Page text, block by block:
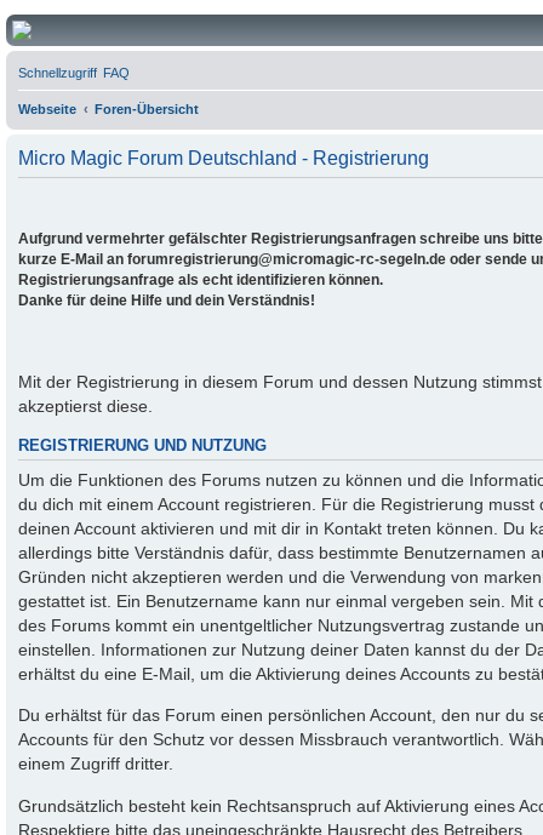
Micro Magic Forum Deutschland
Schnellzugriff FAQ
Webseite Foren-Übersicht
Micro Magic Forum Deutschland - Registrierung
Aufgrund vermehrter gefälschter Registrierungsanfragen schreibe uns
kurze E-Mail an forumregistrierung@micromagic-rc-segeln.de oder sende
Registrierungsanfrage als echt identifizieren können.
Danke für deine Hilfe und dein Verständnis!
Mit der Registrierung in diesem Forum und dessen Nutzung
akzeptierst diese.
REGISTRIERUNG UND NUTZUNG
Um die Funktionen des Forums nutzen zu können und die
du dich mit einem Account registrieren. Für die Registrierung
deinen Account aktivieren und mit dir in Kontakt treten können. Du
allerdings bitte Verständnis dafür, dass bestimmte Benutzernamen
Gründen nicht akzeptieren werden und die Verwendung von
gestattet ist. Ein Benutzername kann nur einmal vergeben sein.
des Forums kommt ein unentgeltlicher Nutzungsvertrag zustande
einstellen. Informationen zur Nutzung deiner Daten kannst du der
erhältst du eine E-Mail, um die Aktivierung deines Accounts zu
Du erhältst für das Forum einen persönlichen Account, den nur du
Accounts für den Schutz vor dessen Missbrauch verantwortlich.
einem Zugriff dritter.
Grundsätzlich besteht kein Rechtsanspruch auf Aktivierung eines
Respektiere bitte das uneingeschränkte Hausrecht des Betreibers.